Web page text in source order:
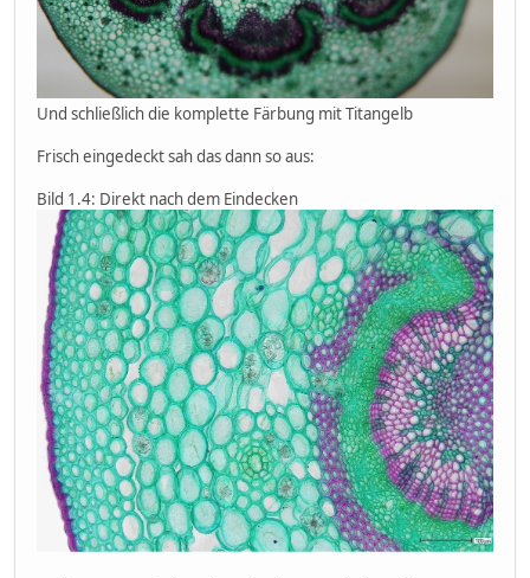
Und schließlich die komplette Färbung mit Titangelb
Frisch eingedeckt sah das dann so aus:
Bild 1.4: Direkt nach dem Eindecken